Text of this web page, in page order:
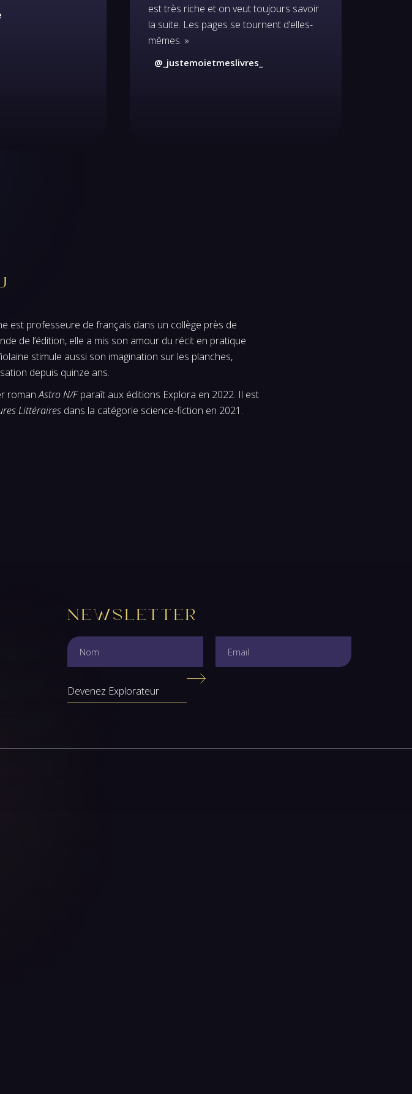
est très riche et on veut toujours savoir
la suite. Les pages se tournent d’elles-
mêmes. »
@_justemoietmeslivres_
est professeure de français dans un collège près de
de l’édition, elle a mis son amour du récit en pratique
stimule aussi son imagination sur les planches,
depuis quinze ans.
romanAstro N/Fparaît aux éditions Explora en 2022. Il est
Littéraires dans la catégorie science-fiction en 2021.
Newsletter